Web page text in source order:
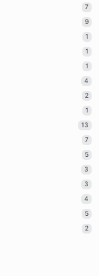
7
9
1
1
1
4
2
1
13
7
5
3
3
4
5
2